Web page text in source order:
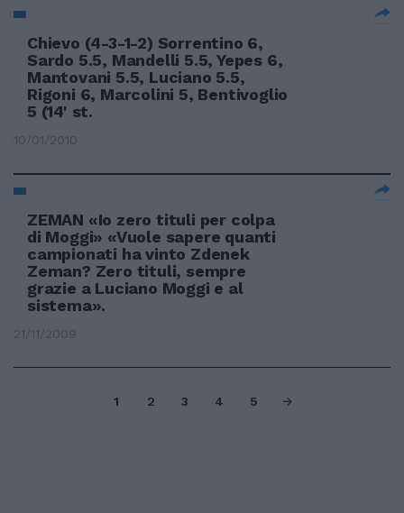
Chievo (4-3-1-2) Sorrentino 6,
Sardo 5.5, Mandelli 5.5, Yepes 6,
Mantovani 5.5, Luciano 5.5,
Rigoni 6, Marcolini 5, Bentivoglio
5 (14' st.
10/01/2010
ZEMAN «Io zero tituli per colpa
di Moggi» «Vuole sapere quanti
campionati ha vinto Zdenek
Zeman? Zero tituli, sempre
grazie a Luciano Moggi e al
sistema».
21/11/2009
1 2 3 4 5